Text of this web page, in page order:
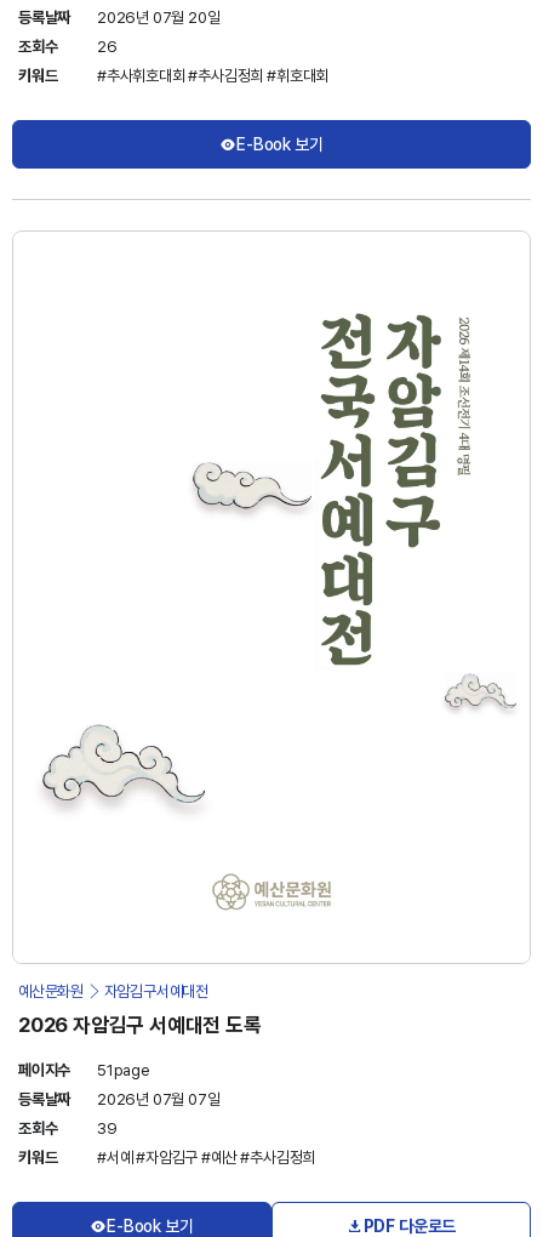
등록날짜
2026년 07월 20일
조회수
26
키워드
#추사휘호대회 #추사김정희 #휘호대회
E-Book 보기
예산문화원 자암김구서예대전
2026 자암김구 서예대전 도록
페이지수
51page
등록날짜
2026년 07월 07일
조회수
39
키워드
#서예 #자암김구 #예산#추사김정희
E-Book 보기 PDF 다운로드